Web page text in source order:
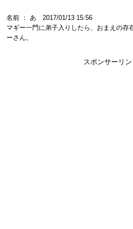
名前 ： あ 2017/01/13 15:56
マギー一門に弟子入りしたら、おまえの存
ーさん。
スポンサーリン